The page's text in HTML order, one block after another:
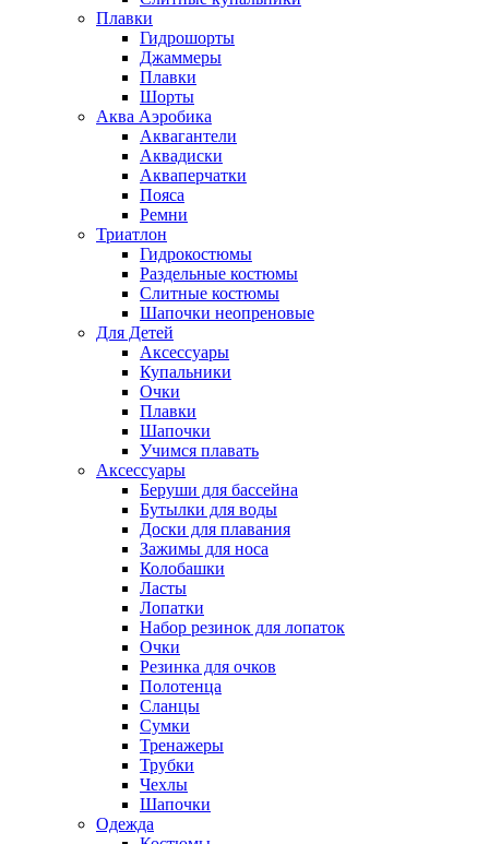
Плавки
Гидрошорты
Джаммеры
Плавки
Шорты
Аква Аэробика
Аквагантели
Аквадиски
Акваперчатки
Пояса
Ремни
Триатлон
Гидрокостюмы
Раздельные костюмы
Слитные костюмы
Шапочки неопреновые
Для Детей
Аксессуары
Купальники
Очки
Плавки
Шапочки
Учимся плавать
Аксессуары
Беруши для бассейна
Бутылки для воды
Доски для плавания
Зажимы для носа
Колобашки
Ласты
Лопатки
Набор резинок для лопаток
Очки
Резинка для очков
Полотенца
Сланцы
Сумки
Тренажеры
Трубки
Чехлы
Шапочки
Одежда